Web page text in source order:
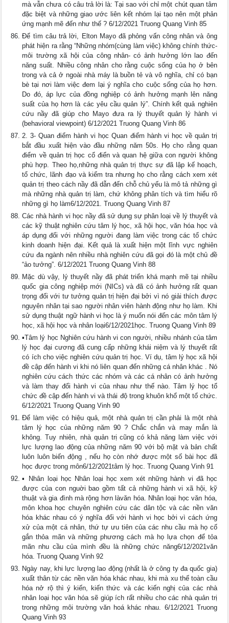
mà vẫn chưa có câu trả lời là: Tại sao với chỉ một chút quan tâm
đặc biệt và những giao ước liên kết nhóm lại tạo nên một phản
ứng mạnh mẽ đến như thế ? 6/12/2021 Truong Quang Vinh 85
Để tìm câu trả lời, Elton Mayo đã phỏng vấn công nhân và ông
phát hiện ra rằng “Những nhóm(cùng làm việc) không chính thức-
môi trường xã hội của công nhân- có ảnh hưởng lớn lao đến
năng suất. Nhiều công nhân cho rằng cuộc sống của họ ở bên
trong và cả ở ngoài nhà máy là buồn tẻ và vô nghĩa, chỉ có bạn
bè tại nơi làm việc đem lại ý nghĩa cho cuộc sống của họ hơn.
Do đó, áp lực của đồng nghiệp có ảnh hưởng mạnh lên năng
suất của họ hơn là các yêu cầu quản lý”. Chính kết quả nghiên
cứu nầy đã giúp cho Mayo đưa ra lý thuyết quản lý hành vi
(behavioral viewpoint) 6/12/2021 Truong Quang Vinh 86
2. 3- Quan điểm hành vi học Quan điểm hành vi học về quản trị
bắt đầu xuất hiện vào đầu những năm 50s. Họ cho rằng quan
điểm về quản trị học cổ điển và quan hệ giữa con người không
phù hợp. Theo họ,những nhà quản trị thực sự đã lập kế hoạch,
tổ chức, lãnh đạo và kiểm tra nhưng họ cho rằng cách xem xét
quản trị theo cách nầy đã dẫn đến chỗ chủ yếu là mô tả những gì
mà những nhà quản trị làm, chứ không phân tích và tìm hiểu rõ
những gì họ làm6/12/2021. Truong Quang Vinh 87
Các nhà hành vi học nầy đã sử dụng sự phân loại về lý thuyết và
các kỹ thuật nghiên cứu tâm lý học, xã hội học, văn hóa học và
áp dụng đối với những người đang làm việc trong các tổ chức
kinh doanh hiện đại. Kết quả là xuất hiện một lĩnh vực nghiên
cứu đa ngành nên nhiều nhà nghiên cứu đã gọi đó là một chủ đề
“ảo tưởng”. 6/12/2021 Truong Quang Vinh 88
Mặc dù vậy, lý thuyết nầy đã phát triển khá mạnh mẽ tại nhiều
quốc gia công nghiệp mới (NICs) và đã có ảnh hưởng rất quan
trọng đối với tư tưởng quản trị hiện đại bởi vì nó giải thích được
nguyên nhân tại sao người nhân viên hành động như họ làm. Khi
sử dụng thuật ngữ hành vi học là ý muốn nói đến các môn tâm lý
học, xã hội học và nhân loại6/12/2021học. Truong Quang Vinh 89
▪Tâm lý học Nghiên cứu hành vi con người, nhiều nhánh của tâm
lý học đại cương đã cung cấp những khái niệm và lý thuyết rất
có ích cho việc nghiên cứu quản trị học. Ví dụ, tâm lý học xã hội
đề cập đến hành vi khi nó liên quan đến những cá nhân khác . Nó
nghiên cứu cách thức các nhóm và các cá nhân có ảnh hưởng
và làm thay đổi hành vi của nhau như thế nào. Tâm lý học tổ
chức đề cập đến hành vi và thái độ trong khuôn khổ một tổ chức.
6/12/2021 Truong Quang Vinh 90
Để làm việc có hiệu quả, một nhà quản trị cần phải là một nhà
tâm lý học của những năm 90 ? Chắc chắn và may mắn là
không. Tuy nhiên, nhà quản trị cũng có khả năng làm việc với
lực lượng lao động của những năm 90 với bộ mặt và bản chất
luôn luôn biến động , nếu họ còn nhớ được một số bài học đã
học được trong môn6/12/2021tâm lý học. Truong Quang Vinh 91
▪ Nhân loại học Nhân loại học xem xét những hành vi đã học
được của con nguời bao gồm tất cả những hành vi xã hội, kỹ
thuật và gia đình mà rộng hơn làvăn hóa. Nhân loại học văn hóa,
môn khoa học chuyên nghiên cứu các dân tộc và các nền văn
hóa khác nhau có ý nghĩa đối với hành vi học bởi vì cách ứng
xử của một cá nhân, thứ tự ưu tiên của các nhu cầu mà họ cố
gắn thỏa mãn và những phương cách mà họ lựa chọn để tỏa
mãn nhu cầu của mình đều là những chức năng6/12/2021văn
hóa. Truong Quang Vinh 92
Ngày nay, khi lực lượng lao động (nhất là ở công ty đa quốc gia)
xuất thân từ các nền văn hóa khác nhau, khi mà xu thế toàn cầu
hóa nở rộ thì ý kiến, kiến thức và các kiến nghị của các nhà
nhân loại học văn hóa sẽ giúp ích rất nhiều cho các nhà quản trị
trong những môi trường văn hoá khác nhau. 6/12/2021 Truong
Quang Vinh 93